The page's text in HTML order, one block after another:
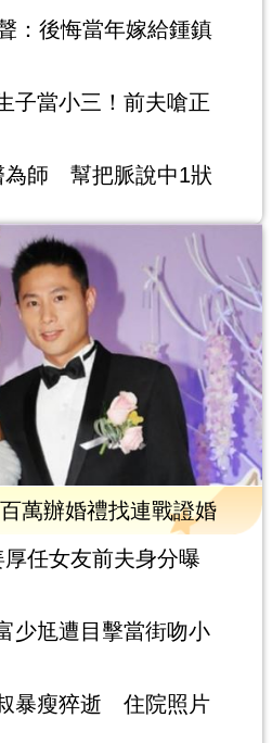
：後悔當年嫁給鍾鎮
子當小三！前夫嗆正
為師 幫把脈說中1狀
萬辦婚禮找連戰證婚
任女友前夫身分曝
尪遭目擊當街吻小
暴瘦猝逝 住院照片